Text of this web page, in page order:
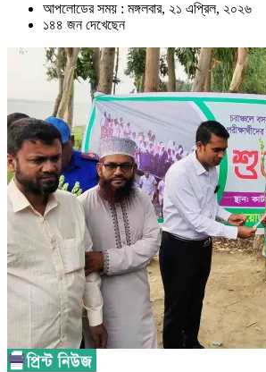
আপলোডের সময় : মঙ্গলবার, ২১ এপ্রিল, ২০২৬
১৪৪ জন দেখেছেন